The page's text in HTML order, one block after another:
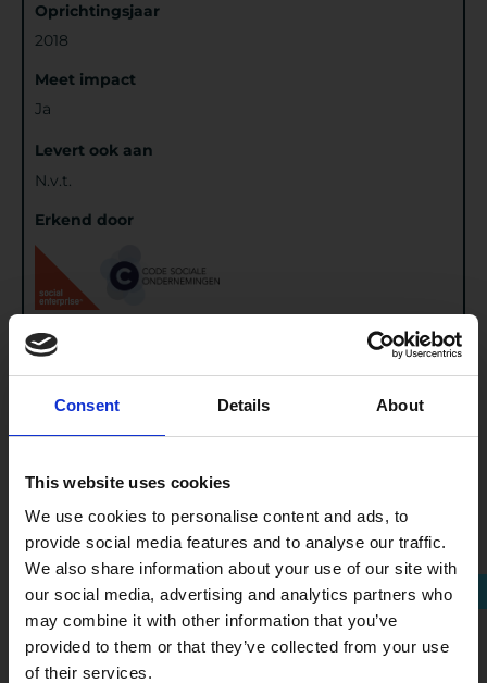
Consent Details About
This website uses cookies
We use cookies to personalise content and ads, to
provide social media features and to analyse our traffic.
We also share information about your use of our site with
our social media, advertising and analytics partners who
may combine it with other information that you’ve
provided to them or that they’ve collected from your use
of their services.
Oprichtingsjaar
2018
Meet impact
Ja
Levert ook aan
N.v.t.
Erkend door
Is jouw bedrijf al Buy Social
proof?